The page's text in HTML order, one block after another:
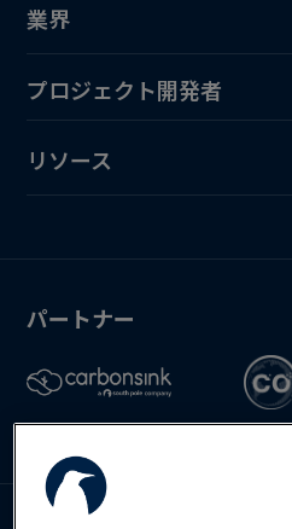
業界
プロジェクト開発者
リソース
パートナー